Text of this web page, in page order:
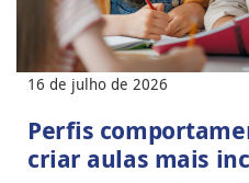
16 de julho de 2026
Perfis
criar aulas mais